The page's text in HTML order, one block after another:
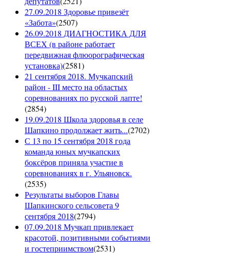
27.09.2018 Здоровье привезёт
«Забота»(2507)
26.09.2018 ДИАГНОСТИКА ДЛЯ
ВСЕХ (в районе работает
передвижная флюорографическая
установка)(2581)
21 сентября 2018. Мучкапский
район - III место на областых
соревнованиях по русской лапте!
(2854)
19.09.2018 Школа здоровья в селе
Шапкино продолжает жить...(2702)
С 13 по 15 сентября 2018 года
команда юных мучкапских
боксёров приняла участие в
соревнованиях в г. Ульяновск.
(2535)
Результаты выборов Главы
Шапкинского сельсовета 9
сентября 2018(2794)
07.09.2018 Мучкап привлекает
красотой, позитивными событиями
и гостеприимством(2531)